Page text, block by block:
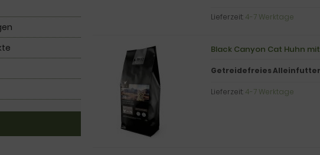
Lieferzeit: 4-7 Werktage
Black Canyon Cat Huhn
Getreidefreies
Lieferzeit: 4-7 Werktage